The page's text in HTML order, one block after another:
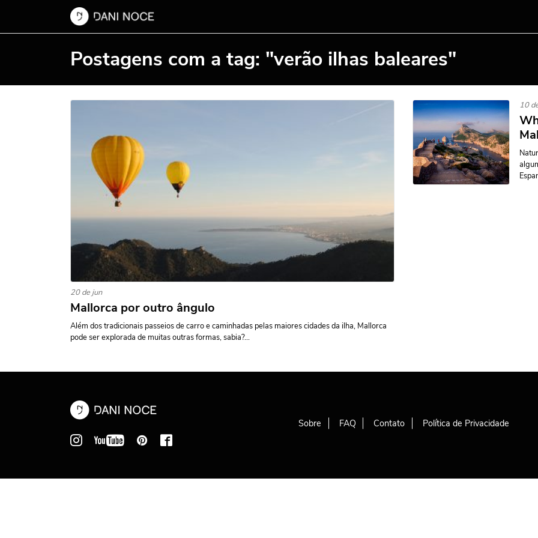
Postagens com a tag: "verão ilhas baleares"
20 de jun
Mallorca por outro ângulo
Além dos tradicionais passeios de carro e caminhadas pelas maiores cidades da ilha, Mallorca
pode ser explorada de muitas outras formas, sabia?...
10
Sobre FAQ Contato Política de Privacidade